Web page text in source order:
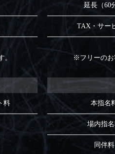
。
延長（60
TAX・サー
※フリーのお
料 本指名
場内指
同伴料